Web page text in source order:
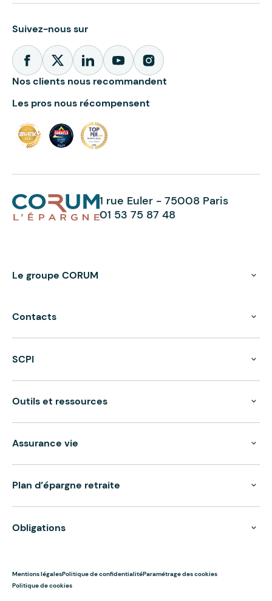
Suivez-nous sur
Nos clients nous recommandent
Les pros nous récompensent
1 rue Euler - 75008 Paris
01 53 75 87 48
Le groupe CORUM
Contacts
SCPI
Outils et ressources
Assurance vie
Plan d’épargne retraite
Obligations
Mentions légalesPolitique de confidentialitéParamétrage des cookies
Politique de cookies